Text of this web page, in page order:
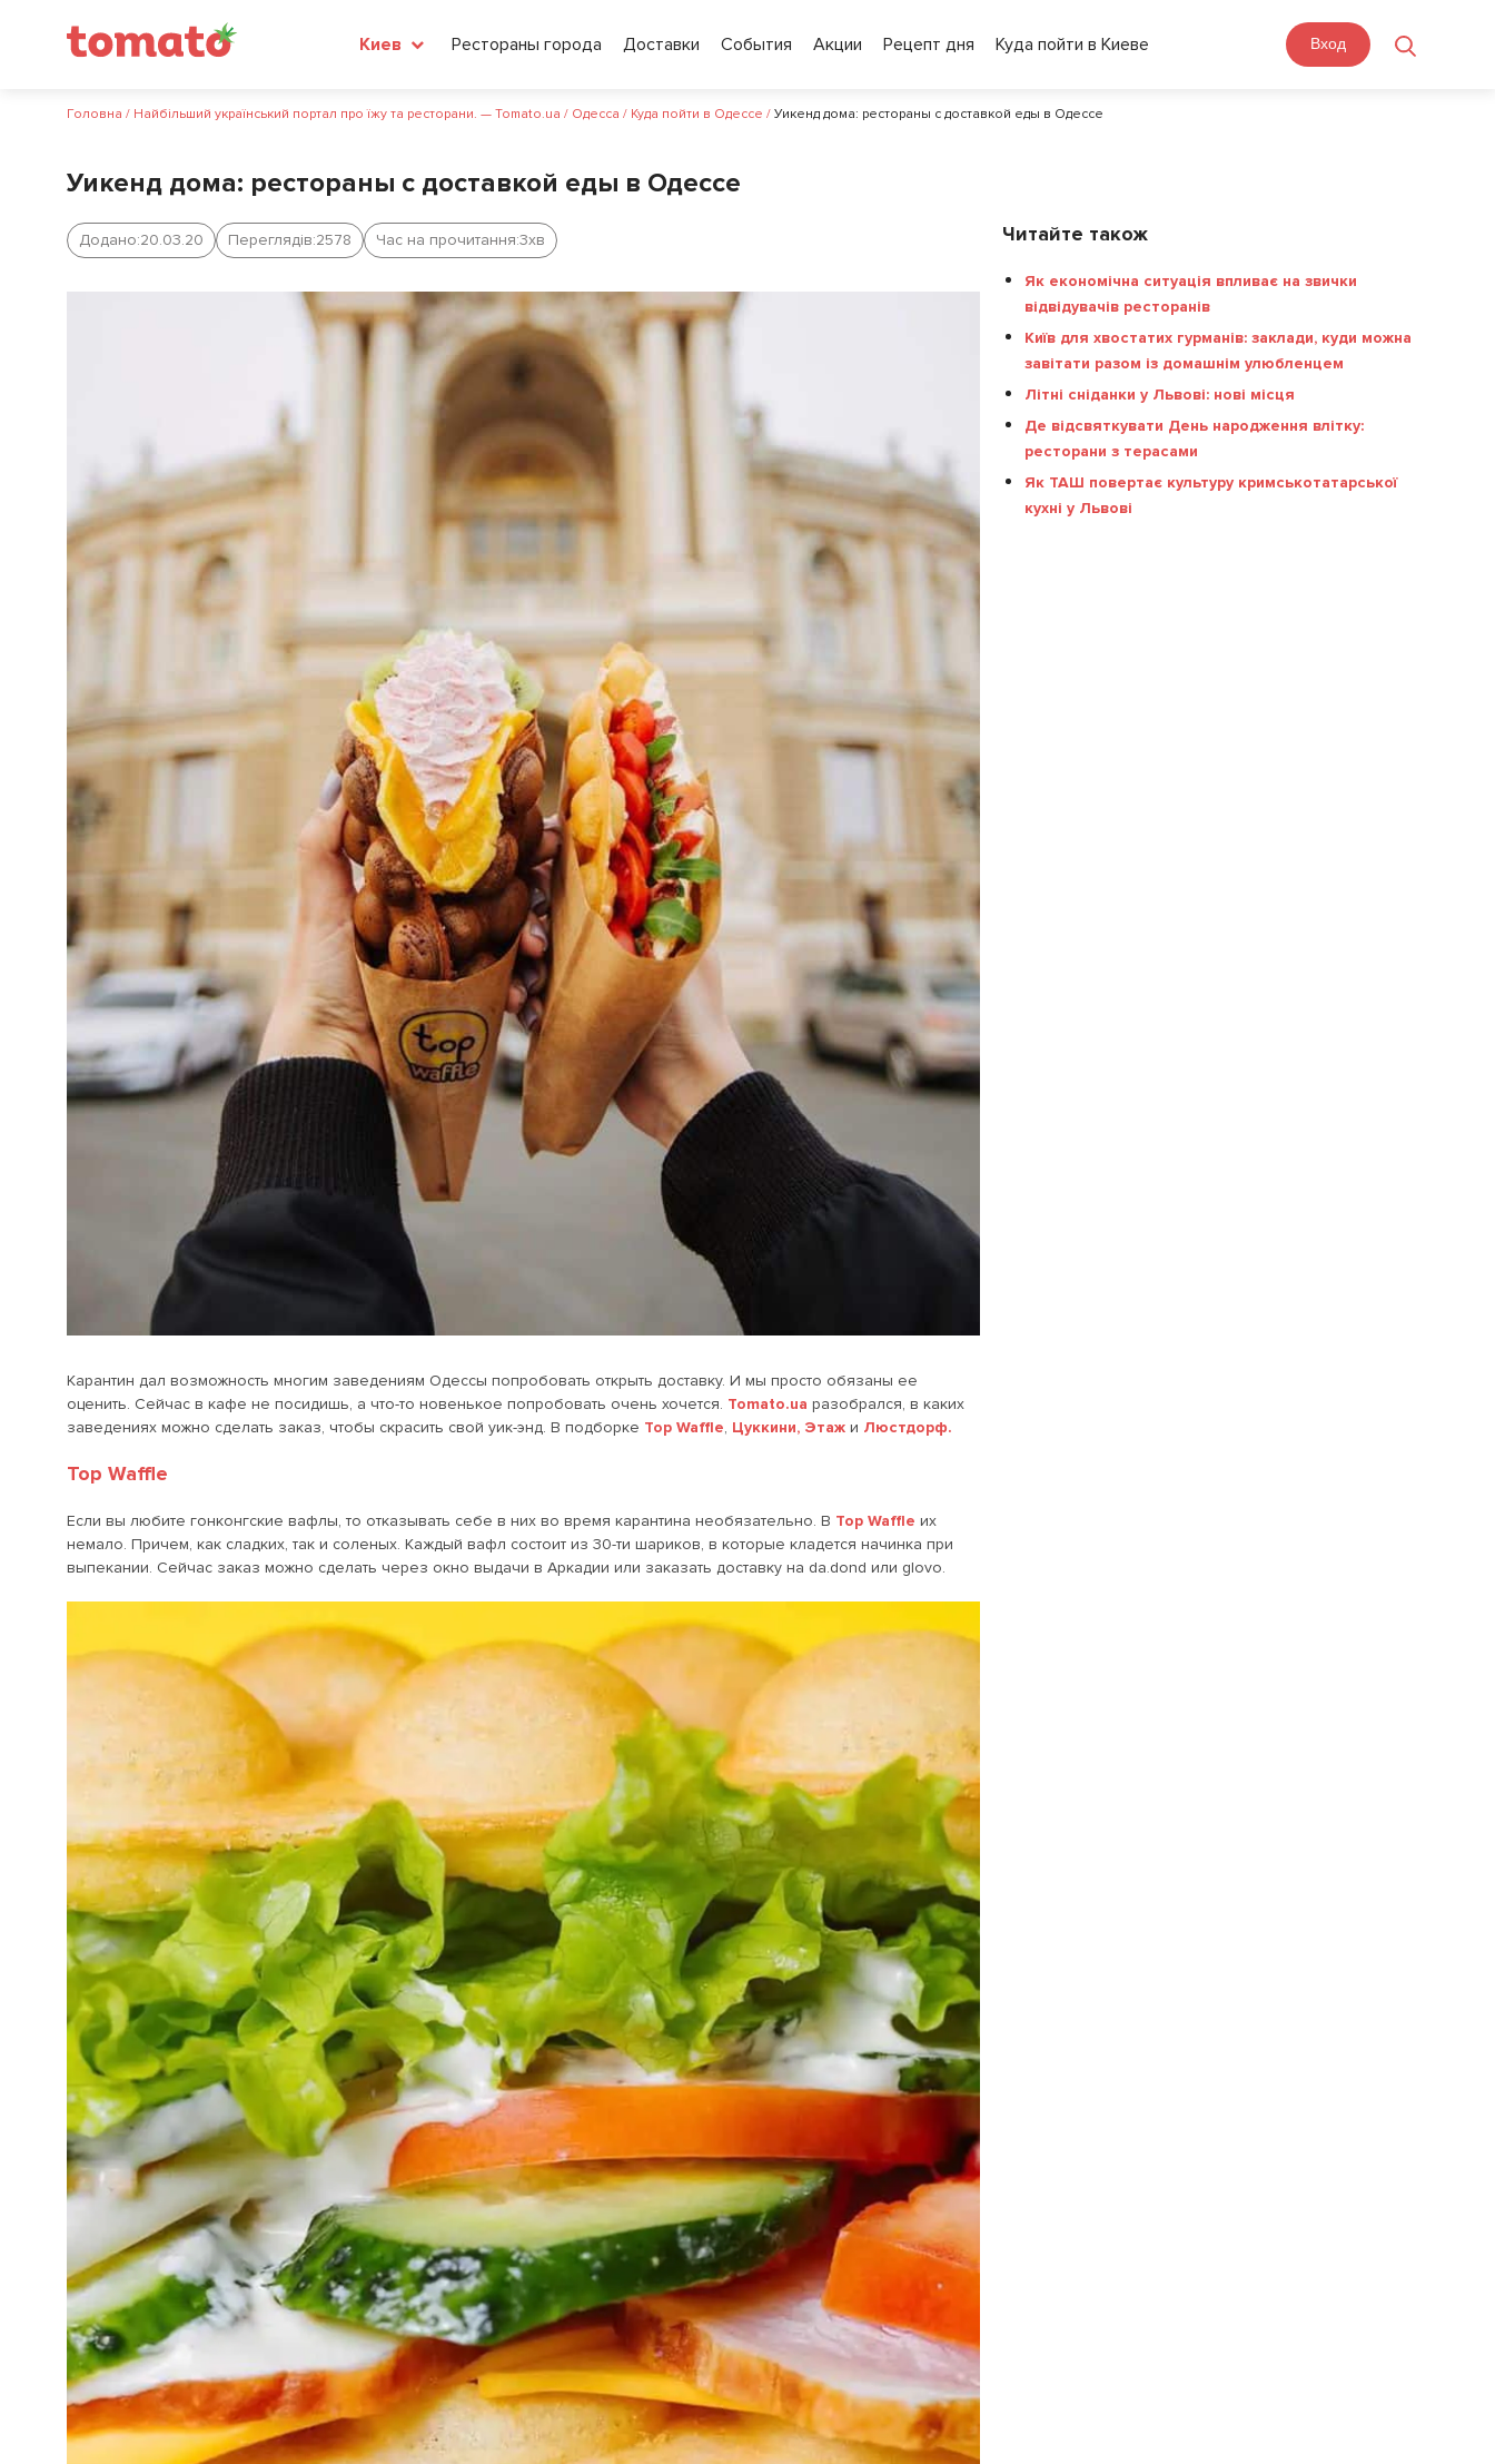
Киев Рестораны города Доставки События Акции Рецепт дня Куда пойти в Киеве Вход
Головна / Найбільший український портал про їжу та ресторани. — Tomato.ua / Одесса / Куда пойти в Одессе / Уикенд дома: рестораны с доставкой еды в Одессе
Уикенд дома: рестораны с доставкой еды в Одессе
Додано:20.03.20 Переглядів:2578 Час на прочитання:3хв
Карантин дал возможность многим заведениям Одессы попробовать открыть доставку. И мы просто обязаны ее
оценить. Сейчас в кафе не посидишь, а что-то новенькое попробовать очень хочется. Тоmato.ua разобрался, в каких
заведениях можно сделать заказ, чтобы скрасить свой уик-энд. В подборке Top Waffle, Цуккини, Этаж и Люстдорф.
Top Waffle
Если вы любите гонконгские вафлы, то отказывать себе в них во время карантина необязательно. В Top Waffle их
немало. Причем, как сладких, так и соленых. Каждый вафл состоит из 30-ти шариков, в которые кладется начинка при
выпекании. Сейчас заказ можно сделать через окно выдачи в Аркадии или заказать доставку на da.dond или glovo.
Читайте також
Як економічна ситуація впливає на звички
відвідувачів ресторанів
Київ для хвостатих гурманів: заклади, куди можна
завітати разом із домашнім улюбленцем
Літні сніданки у Львові: нові місця
Де відсвяткувати День народження влітку:
ресторани з терасами
Як ТАШ повертає культуру кримськотатарської
кухні у Львові